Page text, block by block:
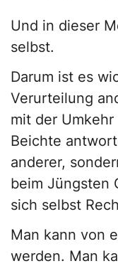
Und in dieser
selbst.
Darum ist es
Verurteilung
mit der
Beichte
anderer,
beim Jüngsten
sich selbst
Man kann von
werden. Man